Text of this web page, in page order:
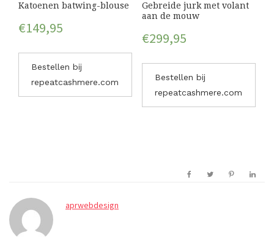
Katoenen batwing-blouse
€149,95
Bestellen bij
repeatcashmere.com
Gebreide jurk met volant
aan de mouw
€299,95
Bestellen bij
repeatcashmere.com
aprwebdesign